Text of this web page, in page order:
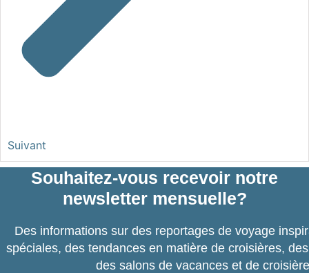
Suivant
Souhaitez-vous recevoir notre
newsletter mensuelle?
Des informations sur des reportages de voyage
spéciales, des tendances en matière de croisières,
des salons de vacances et de